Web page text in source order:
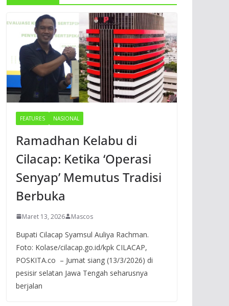
FEATURES NASIONAL
Ramadhan Kelabu di
Cilacap: Ketika ‘Operasi
Senyap’ Memutus Tradisi
Berbuka
Maret 13, 2026 Mascos
Bupati Cilacap Syamsul Auliya Rachman.
Foto: Kolase/cilacap.go.id/kpk CILACAP,
POSKITA.co – Jumat siang (13/3/2026) di
pesisir selatan Jawa Tengah seharusnya
berjalan